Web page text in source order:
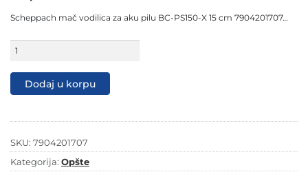
Scheppach mač vodilica za aku pilu BC-PS150-X 15 cm 7904201707…
mač
za
PS150-
15
cm
7904201707
Dodaj u korpu
SKU: 7904201707
Kategorija: Opšte